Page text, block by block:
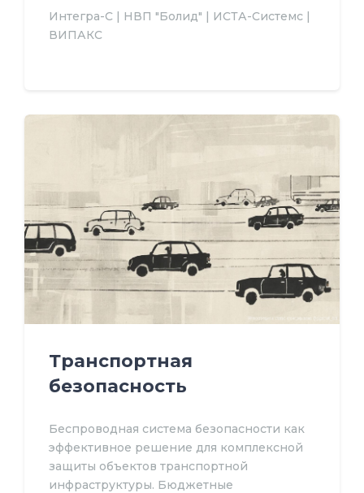
Интегра-С | НВП "Болид" | ИСТА-Системс |
ВИПАКС
Транспортная
безопасность
Беспроводная система безопасности как
эффективное решение для комплексной
защиты объектов транспортной
инфраструктуры. Бюджетные